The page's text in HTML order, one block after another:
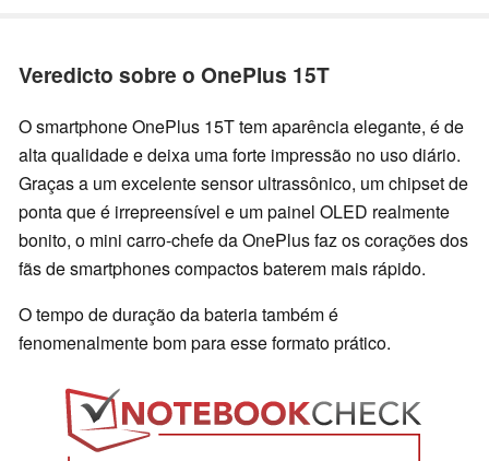
Veredicto sobre o OnePlus 15T
O smartphone OnePlus 15T tem aparência elegante, é de
alta qualidade e deixa uma forte impressão no uso diário.
Graças a um excelente sensor ultrassônico, um chipset de
ponta que é irrepreensível e um painel OLED realmente
bonito, o mini carro-chefe da OnePlus faz os corações dos
fãs de smartphones compactos baterem mais rápido.
O tempo de duração da bateria também é
fenomenalmente bom para esse formato prático.